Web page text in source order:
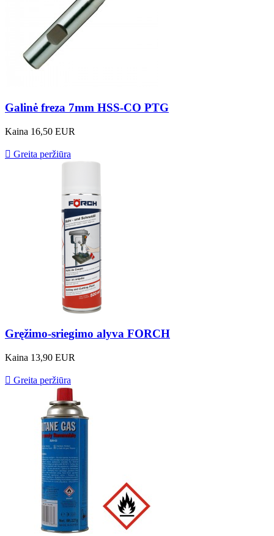
Galinė freza 7mm HSS-CO PTG
Kaina 16,50 EUR
 Greita peržiūra
Gręžimo-sriegimo alyva FORCH
Kaina 13,90 EUR
 Greita peržiūra